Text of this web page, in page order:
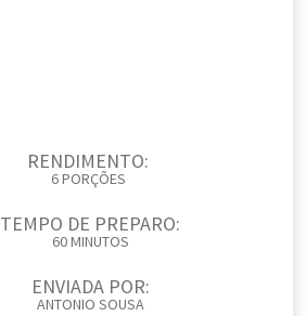
RENDIMENTO:
6 PORÇÕES
TEMPO DE PREPARO:
60 MINUTOS
ENVIADA POR:
ANTONIO SOUSA